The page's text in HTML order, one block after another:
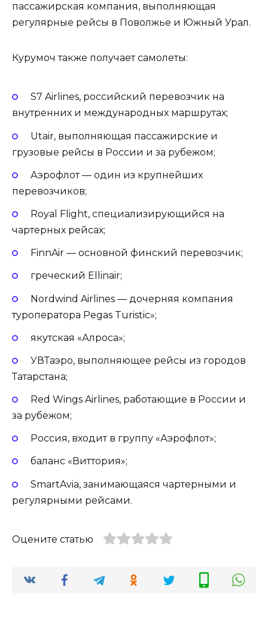
пассажирская компания, выполняющая
регулярные рейсы в Поволжье и Южный Урал.
Курумоч также получает самолеты:
S7 Airlines, российский перевозчик на
внутренних и международных маршрутах;
Utair, выполняющая пассажирские и
грузовые рейсы в России и за рубежом;
Аэрофлот — один из крупнейших
перевозчиков;
Royal Flight, специализирующийся на
чартерных рейсах;
FinnAir — основной финский перевозчик;
греческий Ellinair;
Nordwind Airlines — дочерняя компания
туроператора Pegas Turistic»;
якутская «Алроса»;
УВТаэро, выполняющее рейсы из городов
Татарстана;
Red Wings Airlines, работающие в России и
за рубежом;
Россия, входит в группу «Аэрофлот»;
баланс «Виттория»;
SmartAvia, занимающаяся чартерными и
регулярными рейсами.
Оцените статью